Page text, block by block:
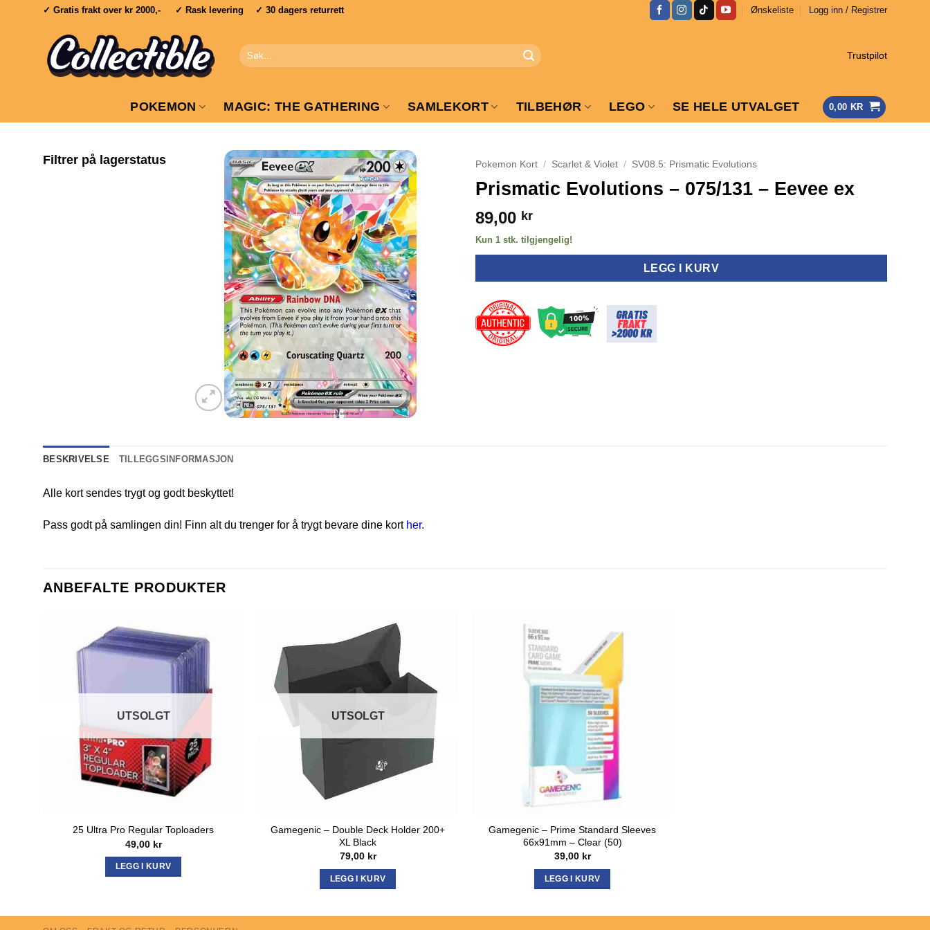
✓ Gratis frakt over kr 2000,- ✓ Rask levering ✓ 30 dagers returrett Ønskeliste Logg inn / Registrer
Søk
etter:
Trustpilot
POKEMON MAGIC: THE GATHERING SAMLEKORT TILBEHØR LEGO SE HELE UTVALGET 0,00 KR
Filtrer på lagerstatus Pokemon Kort / Scarlet & Violet / SV08.5: Prismatic Evolutions
Prismatic Evolutions – 075/131 – Eevee ex
89,00 kr
Kun 1 stk. tilgjengelig!
LEGG I KURV
BESKRIVELSE TILLEGGSINFORMASJON
Alle kort sendes trygt og godt beskyttet!
Pass godt på samlingen din! Finn alt du trenger for å trygt bevare dine kort her.
ANBEFALTE PRODUKTER
UTSOLGT
25 Ultra Pro Regular Toploaders
49,00 kr
LEGG I KURV
UTSOLGT
Gamegenic – Double Deck Holder 200+
XL Black
79,00 kr
LEGG I KURV
Gamegenic – Prime Standard Sleeves
66x91mm – Clear (50)
39,00 kr
LEGG I KURV